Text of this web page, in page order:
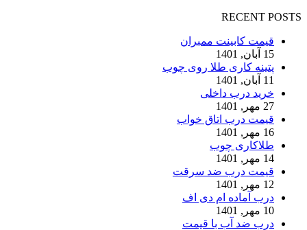
RECENT POSTS
قیمت کابینت ممبران
15 آبان, 1401
پتینه کاری طلا روی چوب
11 آبان, 1401
خرید درب داخلی
27 مهر, 1401
قیمت درب اتاق خواب
16 مهر, 1401
طلاکاری چوب
14 مهر, 1401
قیمت درب ضد سرقت
12 مهر, 1401
درب آماده ام دی اف
10 مهر, 1401
درب ضد آب با قیمت